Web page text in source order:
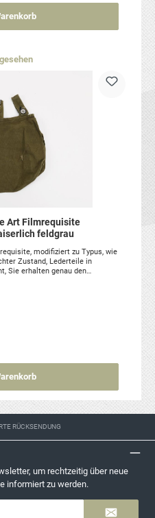
Art Filmrequisite
feldgrau
modifiziert zu Typus, wie
Zustand, Lederteile in
Sie erhalten genau den
RÜCKSENDUNG
um rechtzeitig über neue
informiert zu werden.